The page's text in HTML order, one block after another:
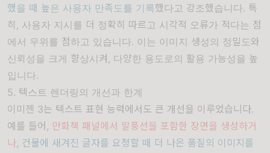
했을 때 높은 사용자 만족도를 기록했다고 강조했습니다. 특
히, 사용자 지시를 더 정확히 따르고 시각적 오류가 적다는 점
에서 우위를 점하고 있습니다. 이는 이미지 생성의 정밀도와
신뢰성을 크게 향상시켜, 다양한 용도로의 활용 가능성을 높
입니다.
5. 텍스트 렌더링의 개선과 한계
이미젠 3는 텍스트 표현 능력에서도 큰 개선을 이루었습니다.
예를 들어, 만화책 패널에서 말풍선을 포함한 장면을 생성하거
나, 건물에 새겨진 글자를 요청할 때 더 나은 품질의 이미지를